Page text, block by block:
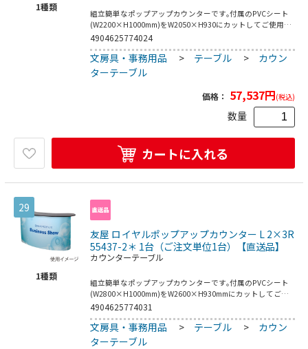
1種類
組立簡単なポップアップカウンターです｡付属のPVCシート
(W2200×H1000mm)をW2050×H930にカットしてご使用く
ださい｡●付属品:布製専用キャリーバッグ/施工用予備マグ
0.5mm)●重量:14.5kg
4904625774024
文房具・事務用品 > テーブル > カウン
ターテーブル
価格： 57,537円(税込)
数量
カートに入れる
29
1種類
友屋 ロイヤルポップアップカウンター L 2×3R
55437-2＊ 1台（ご注文単位1台）【直送品】
カウンターテーブル
組立簡単なポップアップカウンターです｡付属のPVCシート
(W2800×H1000mm)をW2600×H930mmにカットしてご使
用ください｡●付属品:布製専用キャリーバッグ/施工用予備
0.5mm)●重量:26kg
4904625774031
文房具・事務用品 > テーブル > カウン
ターテーブル